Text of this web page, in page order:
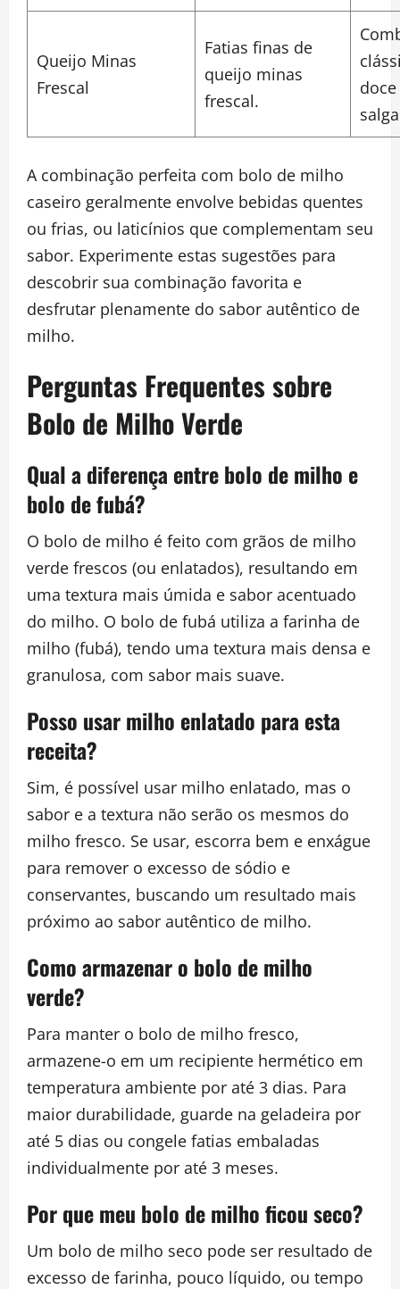
Queijo Minas
Frescal
Fatias finas de
queijo minas
frescal.
doce
A combinação perfeita com bolo de milho
caseiro geralmente envolve bebidas quentes
ou frias, ou laticínios que complementam seu
sabor. Experimente estas sugestões para
descobrir sua combinação favorita e
desfrutar plenamente do sabor autêntico de
milho.
Perguntas Frequentes sobre
Bolo de Milho Verde
Qual a diferença entre bolo de milho e
bolo de fubá?
O bolo de milho é feito com grãos de milho
verde frescos (ou enlatados), resultando em
uma textura mais úmida e sabor acentuado
do milho. O bolo de fubá utiliza a farinha de
milho (fubá), tendo uma textura mais densa e
granulosa, com sabor mais suave.
Posso usar milho enlatado para esta
receita?
Sim, é possível usar milho enlatado, mas o
sabor e a textura não serão os mesmos do
milho fresco. Se usar, escorra bem e enxágue
para remover o excesso de sódio e
conservantes, buscando um resultado mais
próximo ao sabor autêntico de milho.
Como armazenar o bolo de milho
verde?
Para manter o bolo de milho fresco,
armazene-o em um recipiente hermético em
temperatura ambiente por até 3 dias. Para
maior durabilidade, guarde na geladeira por
até 5 dias ou congele fatias embaladas
individualmente por até 3 meses.
Por que meu bolo de milho ficou seco?
Um bolo de milho seco pode ser resultado de
excesso de farinha, pouco líquido, ou tempo